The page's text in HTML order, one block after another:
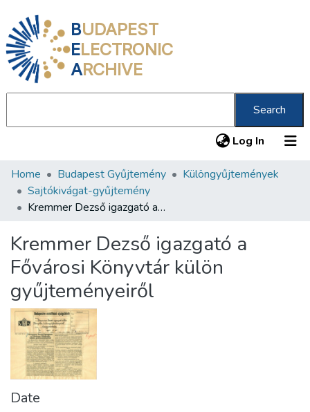
BUDAPEST
ELECTRONIC
ARCHIVE
Search
Log In (current)
Communities & Collections
All of DSpace
About us
Home Budapest Gyűjtemény
Különgyűjtemények
Sajtókivágat-gyűjtemény
Kremmer Dezső igazgató a Fővárosi Könyvtár külön gyűjteményeiről
Kremmer Dezső igazgató a
Fővárosi Könyvtár külön
gyűjteményeiről
Date